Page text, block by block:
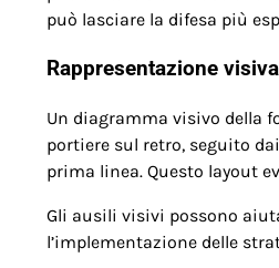
può lasciare la difesa più
Rappresentazione
Un diagramma visivo della
portiere sul retro, seguito
prima linea. Questo layout
Gli ausili visivi possono
l’implementazione delle